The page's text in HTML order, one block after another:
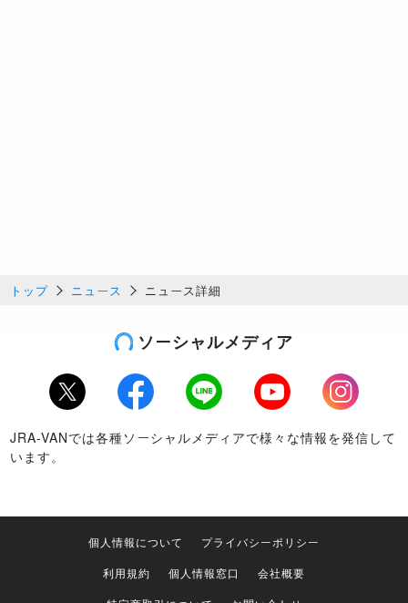
トップ ニュース ニュース詳細
ソーシャルメディア
Twitter Facebook LINE Youtube
Instagram
JRA-VANでは各種ソーシャルメディアで様々な情報を発信して
います。
個人情報について
プライバシーポリシー
利用規約
個人情報窓口
会社概要